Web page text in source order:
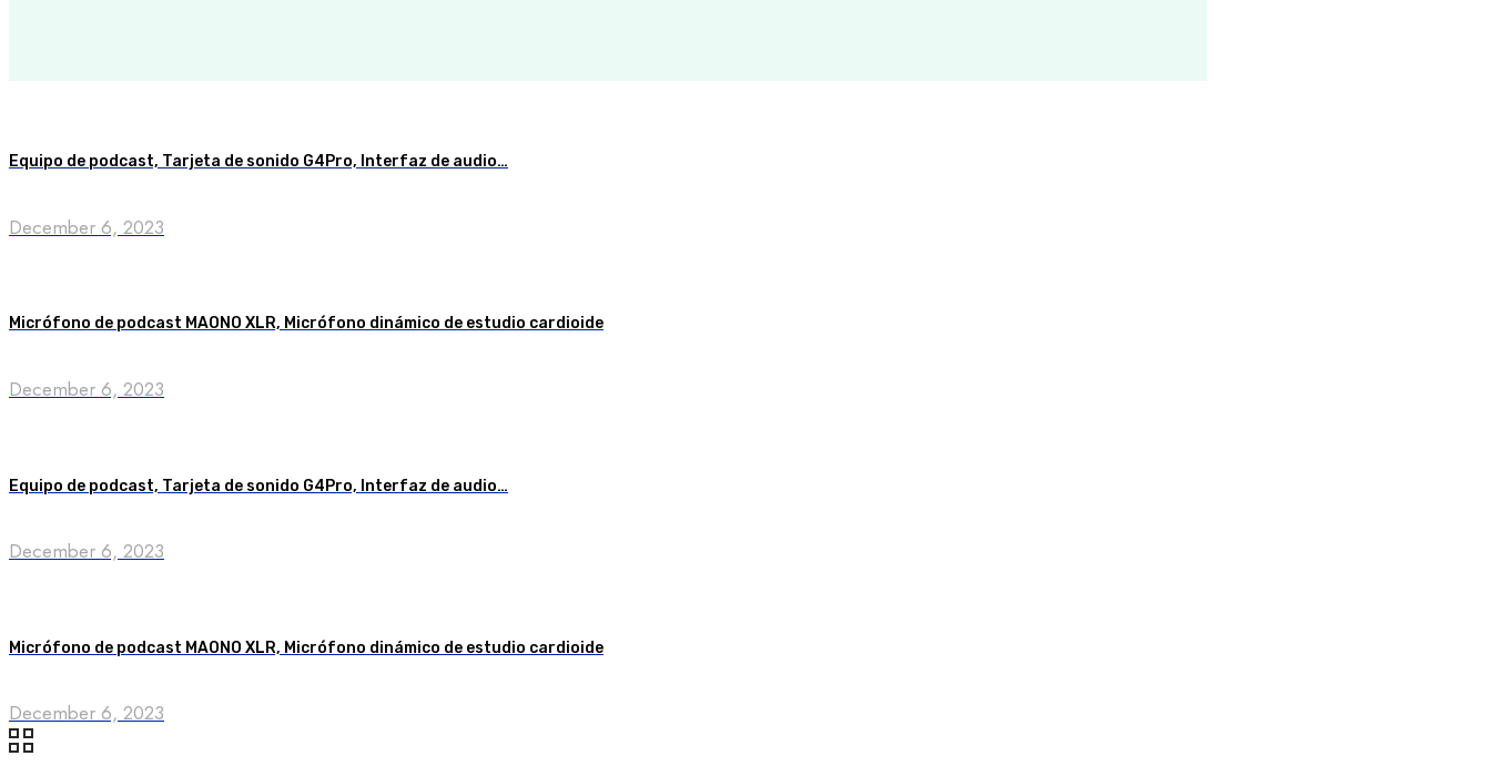
Equipo de podcast, Tarjeta de sonido G4Pro, Interfaz de audio…
December 6, 2023
Micrófono de podcast MAONO XLR, Micrófono dinámico de estudio cardioide
December 6, 2023
Equipo de podcast, Tarjeta de sonido G4Pro, Interfaz de audio…
December 6, 2023
Micrófono de podcast MAONO XLR, Micrófono dinámico de estudio cardioide
December 6, 2023